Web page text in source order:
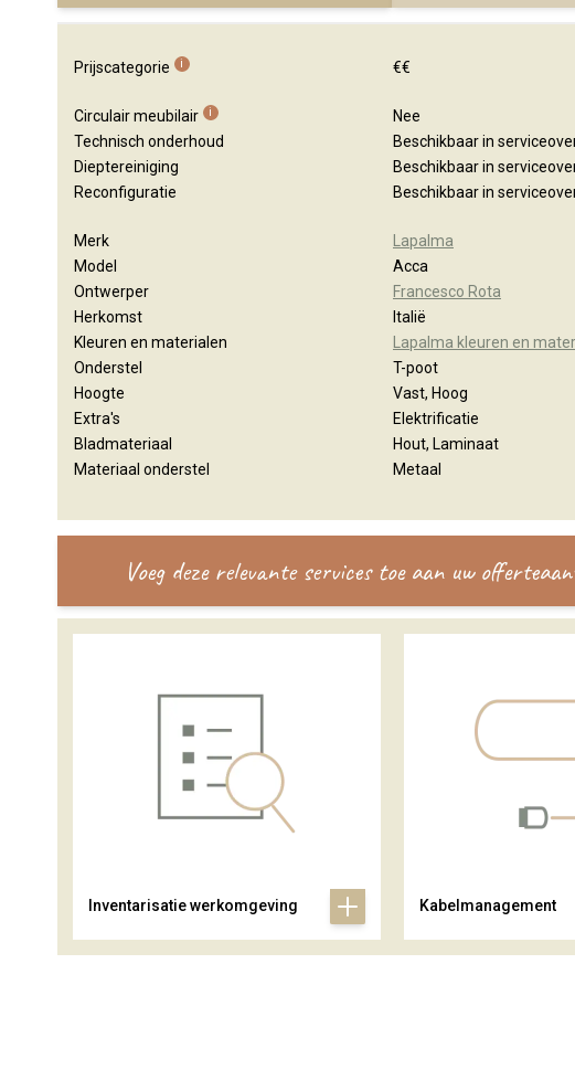
Prijscategorie i €€
Circulair meubilair i
Nee
Technisch onderhoud
Beschikbaar in
Dieptereiniging
Beschikbaar in
Reconfiguratie
Beschikbaar in
Merk
Lapalma
Model
Acca
Ontwerper
Francesco Rota
Herkomst
Italië
Kleuren en materialen
Lapalma kleuren en
Onderstel
T-poot
Hoogte
Vast, Hoog
Extra's
Elektrificatie
Bladmateriaal
Hout, Laminaat
Materiaal onderstel
Metaal
Voeg deze relevante services toe aan uw
Inventarisatie werkomgeving Kabelmanagement